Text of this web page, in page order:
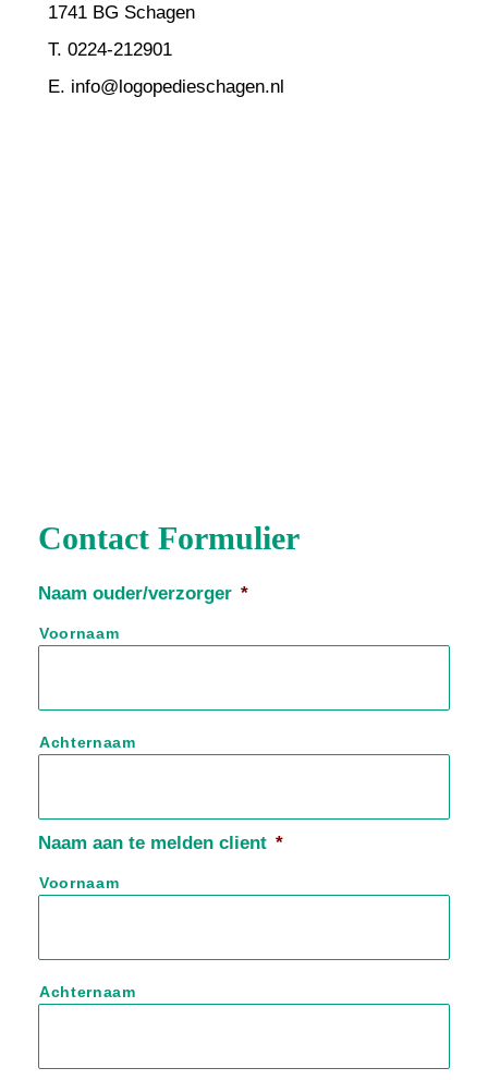
1741 BG Schagen
T. 0224-212901
E. info@logopedieschagen.nl
Contact Formulier
Naam ouder/verzorger *
Voornaam
Achternaam
Naam aan te melden client *
Voornaam
Achternaam